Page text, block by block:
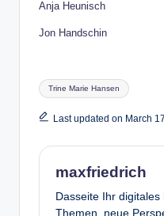
Anja Heunisch
Jon Handschin
Tags:
Trine Marie Hansen
Last updated on March
maxfriedrich
Dasseite Ihr
Themen, neue